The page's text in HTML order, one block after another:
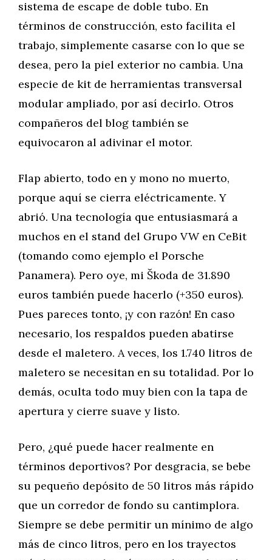
sistema de escape de doble tubo. En
términos de construcción, esto facilita el
trabajo, simplemente casarse con lo que se
desea, pero la piel exterior no cambia. Una
especie de kit de herramientas transversal
modular ampliado, por así decirlo. Otros
compañeros del blog también se
equivocaron al adivinar el motor.
Flap abierto, todo en y mono no muerto,
porque aquí se cierra eléctricamente. Y
abrió. Una tecnología que entusiasmará a
muchos en el stand del Grupo VW en CeBit
(tomando como ejemplo el Porsche
Panamera). Pero oye, mi Škoda de 31.890
euros también puede hacerlo (+350 euros).
Pues pareces tonto, ¡y con razón! En caso
necesario, los respaldos pueden abatirse
desde el maletero. A veces, los 1.740 litros de
maletero se necesitan en su totalidad. Por lo
demás, oculta todo muy bien con la tapa de
apertura y cierre suave y listo.
Pero, ¿qué puede hacer realmente en
términos deportivos? Por desgracia, se bebe
su pequeño depósito de 50 litros más rápido
que un corredor de fondo su cantimplora.
Siempre se debe permitir un mínimo de algo
más de cinco litros, pero en los trayectos